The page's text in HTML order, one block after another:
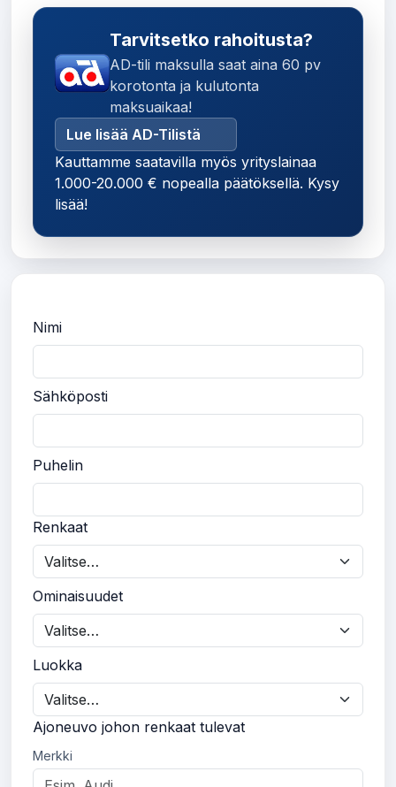
Tarvitsetko rahoitusta?
AD-tili maksulla saat aina 60 pv
korotonta ja kulutonta
maksuaikaa!
Lue lisää AD-Tilistä
Kauttamme saatavilla myös yrityslainaa
1.000-20.000 € nopealla päätöksellä. Kysy
lisää!
Nimi
Sähköposti
Puhelin
Renkaat
Ominaisuudet
Luokka
Ajoneuvo johon renkaat tulevat
Merkki